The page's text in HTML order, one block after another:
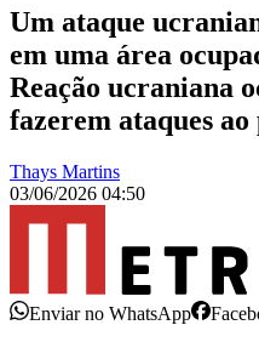
Um ataque
em uma área
Reação ucraniana
fazerem ataques ao
Thays Martins
03/06/2026 04:50
Enviar no WhatsApp